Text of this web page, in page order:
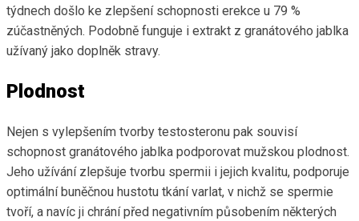
týdnech došlo ke zlepšení schopnosti erekce u 79 %
zúčastněných. Podobně funguje i extrakt z granátového jablka
užívaný jako doplněk stravy.
Plodnost
Nejen s vylepšením tvorby testosteronu pak souvisí
schopnost granátového jablka podporovat mužskou plodnost.
Jeho užívání zlepšuje tvorbu spermii i jejich kvalitu, podporuje
optimální buněčnou hustotu tkání varlat, v nichž se spermie
tvoří, a navíc ji chrání před negativním působením některých